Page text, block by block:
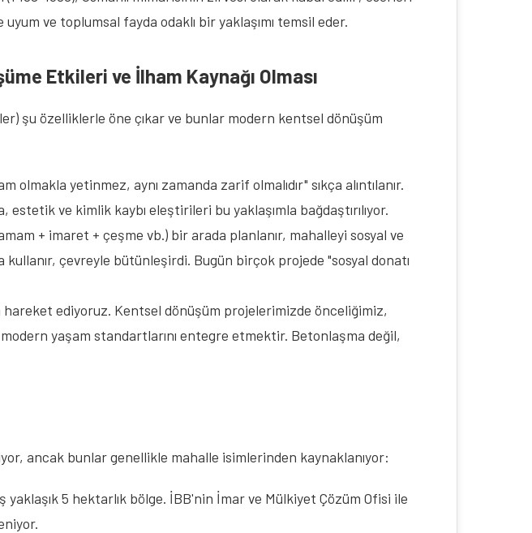
ve toplumsal fayda odaklı bir yaklaşımı temsil eder.
Etkileri ve İlham Kaynağı Olması
şu özelliklerle öne çıkar ve bunlar modern kentsel dönüşüm
olmakla yetinmez, aynı zamanda zarif olmalıdır" sıkça alıntılanır.
ve kimlik kaybı eleştirileri bu yaklaşımla bağdaştırılıyor.
+ imaret + çeşme vb.) bir arada planlanır, mahalleyi sosyal ve
çevreyle bütünleşirdi. Bugün birçok projede "sosyal donatı
ediyoruz. Kentsel dönüşüm projelerimizde önceliğimiz,
yaşam standartlarını entegre etmektir. Betonlaşma değil,
ancak bunlar genellikle mahalle isimlerinden kaynaklanıyor:
5 hektarlık bölge. İBB'nin İmar ve Mülkiyet Çözüm Ofisi ile